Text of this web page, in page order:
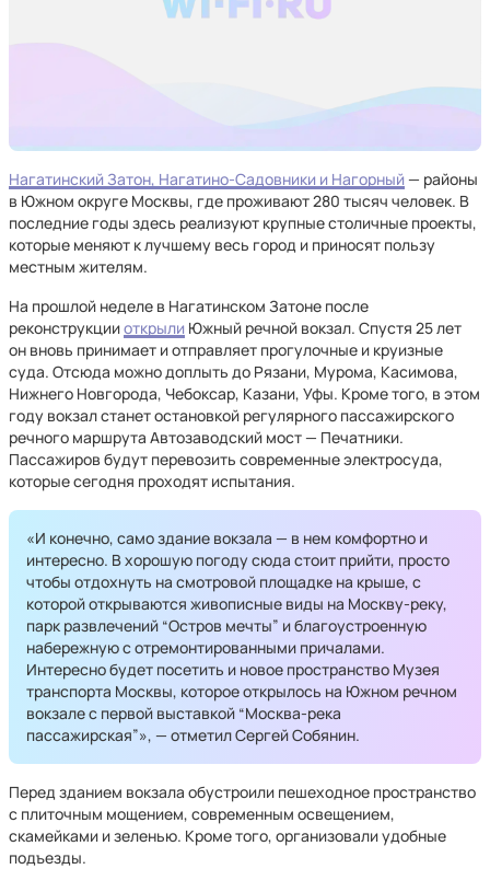
Нагатинский Затон, Нагатино-Садовники и Нагорный — районы
в Южном округе Москвы, где проживают 280 тысяч человек. В
последние годы здесь реализуют крупные столичные проекты,
которые меняют к лучшему весь город и приносят пользу
местным жителям.
На прошлой неделе в Нагатинском Затоне после
реконструкцииоткрыли Южный речной вокзал. Спустя 25 лет
он вновь принимает и отправляет прогулочные и круизные
суда. Отсюда можно доплыть до Рязани, Мурома, Касимова,
Нижнего Новгорода, Чебоксар, Казани, Уфы. Кроме того, в этом
году вокзал станет остановкой регулярного пассажирского
речного маршрута Автозаводский мост — Печатники.
Пассажиров будут перевозить современные электросуда,
которые сегодня проходят испытания.
«И конечно, само здание вокзала — в нем комфортно и
интересно. В хорошую погоду сюда стоит прийти, просто
чтобы отдохнуть на смотровой площадке на крыше, с
которой открываются живописные виды на Москву-реку,
парк развлечений “Остров мечты” и благоустроенную
набережную с отремонтированными причалами.
Интересно будет посетить и новое пространство Музея
транспорта Москвы, которое открылось на Южном речном
вокзале с первой выставкой “Москва-река
пассажирская”», — отметил Сергей Собянин.
Перед зданием вокзала обустроили пешеходное пространство
с плиточным мощением, современным освещением,
скамейками и зеленью. Кроме того, организовали удобные
подъезды.